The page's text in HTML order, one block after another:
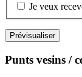
Je veux
Punts vesins /